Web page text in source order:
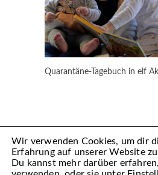
Quarantäne-Tagebuch in elf
Wir verwenden Cookies, um dir
Erfahrung auf unserer Website
Du kannst mehr darüber